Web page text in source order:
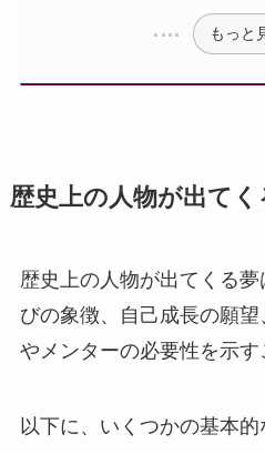
もっと
歴史上の人物が出て
歴史上の人物が出てくる
びの象徴、自己成長の願
やメンターの必要性を示す
以下に、いくつかの基本的